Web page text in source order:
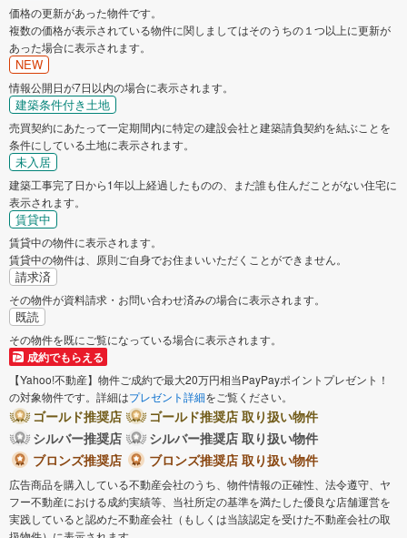
価格の更新があった物件です。
複数の価格が表示されている物件に関しましてはそのうちの１つ以上に更新が
あった場合に表示されます。
NEW
情報公開日が7日以内の場合に表示されます。
建築条件付き土地
売買契約にあたって一定期間内に特定の建設会社と建築請負契約を結ぶことを
条件にしている土地に表示されます。
未入居
建築工事完了日から1年以上経過したものの、まだ誰も住んだことがない住宅に
表示されます。
賃貸中
賃貸中の物件に表示されます。
賃貸中の物件は、原則ご自身でお住まいいただくことができません。
請求済
その物件が資料請求・お問い合わせ済みの場合に表示されます。
既読
その物件を既にご覧になっている場合に表示されます。
成約でもらえる
【Yahoo!不動産】物件ご成約で最大20万円相当PayPayポイントプレゼント！
の対象物件です。詳細はプレゼント詳細をご覧ください。
ゴールド推奨店
ゴールド推奨店 取り扱い物件
シルバー推奨店
シルバー推奨店 取り扱い物件
ブロンズ推奨店
ブロンズ推奨店 取り扱い物件
広告商品を購入している不動産会社のうち、物件情報の正確性、法令遵守、ヤ
フー不動産における成約実績等、当社所定の基準を満たした優良な店舗運営を
実践していると認めた不動産会社（もしくは当該認定を受けた不動産会社の取